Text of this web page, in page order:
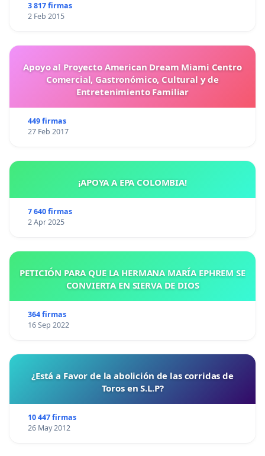
3 817 firmas
2 Feb 2015
Apoyo al Proyecto American Dream Miami Centro
Comercial, Gastronómico, Cultural y de
Entretenimiento Familiar
449 firmas
27 Feb 2017
¡APOYA A EPA COLOMBIA!
7 640 firmas
2 Apr 2025
PETICIÓN PARA QUE LA HERMANA MARÍA EPHREM SE
CONVIERTA EN SIERVA DE DIOS
364 firmas
16 Sep 2022
¿Está a Favor de la abolición de las corridas de
Toros en S.L.P?
10 447 firmas
26 May 2012